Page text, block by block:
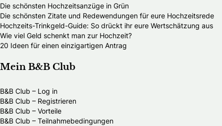
Die schönsten Hochzeitsanzüge in Grün
Die schönsten Zitate und Redewendungen für eure Hochzeitsrede
Hochzeits-Trinkgeld-Guide: So drückt ihr eure Wertschätzung aus
Wie viel Geld schenkt man zur Hochzeit?
20 Ideen für einen einzigartigen Antrag
Mein B&B Club
B&B Club – Log in
B&B Club – Registrieren
B&B Club – Vorteile
B&B Club – Teilnahmebedingungen